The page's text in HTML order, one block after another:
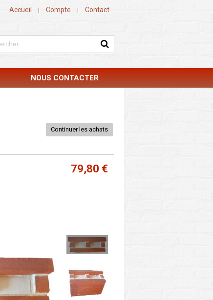
Accueil | Compte | Contact
NOUS CONTACTER
Continuer les achats
79,80 €